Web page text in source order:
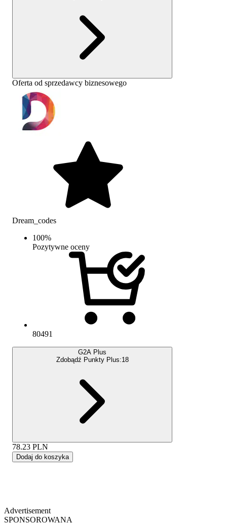
Oferta od sprzedawcy biznesowego
Dream_codes
100%
Pozytywne oceny
80491
G2A Plus
Zdobądź Punkty Plus:18
78.23 PLN
Dodaj do koszyka
Advertisement
SPONSOROWANA